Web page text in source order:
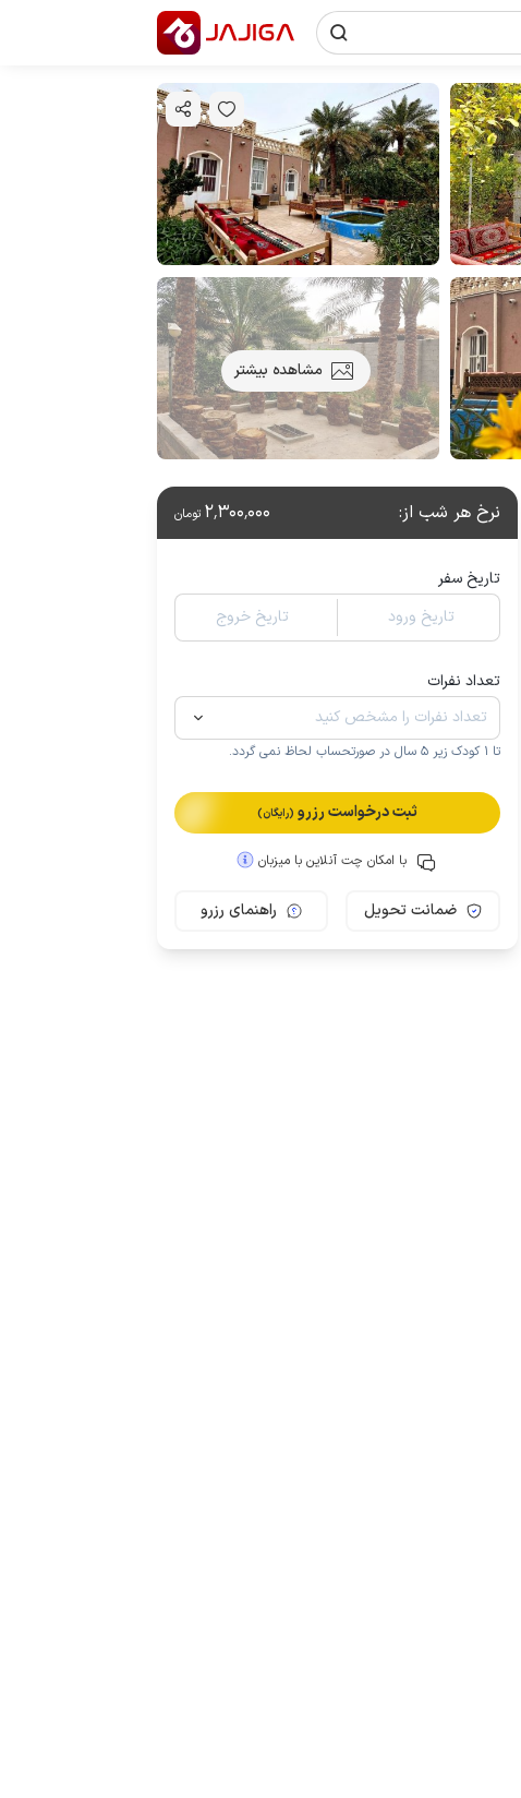
مشاهده بیشتر
نرخ هر شب از: 2٬300٬000 تومان
تاریخ سفر
تاریخ ورود
تاریخ خروج
تعداد نفرات
تا 1 کودک زیر 5 سال در صورتحساب لحاظ نمی گردد.
ثبت درخواست رزرو (رایگان)
با امکان چت آنلاین با میزبان
ضمانت تحویل راهنمای رزرو